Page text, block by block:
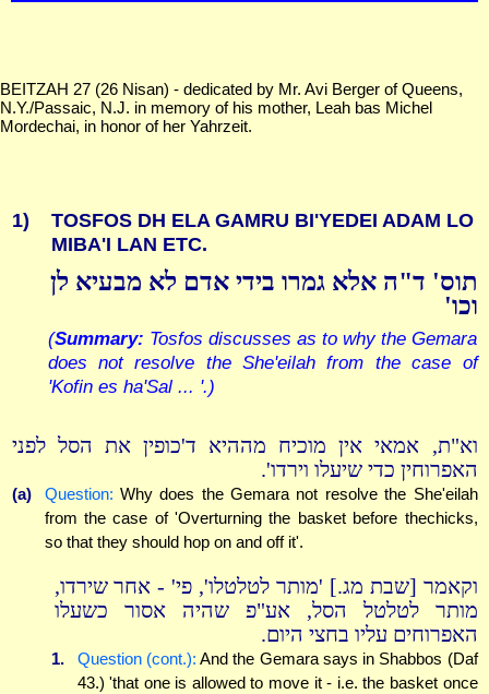
BEITZAH 27 (26 Nisan) - dedicated by Mr. Avi Berger of Queens,
N.Y./Passaic, N.J. in memory of his mother, Leah bas Michel
Mordechai, in honor of her Yahrzeit.
1)
TOSFOS DH ELA GAMRU BI'YEDEI ADAM LO
MIBA'I LAN ETC.
תוס' ד"ה אלא גמרו בידי אדם לא מבעיא לן
וכו'
(Summary: Tosfos discusses as to why the Gemara
does not resolve the She'eilah from the case of
'Kofin es ha'Sal ... '.)
וא"ת, אמאי אין מוכיח מההיא ד'כופין את הסל לפני
האפרוחין כדי שיעלו וירדו'.
(a) Question: Why does the Gemara not resolve the She'eilah
from the case of 'Overturning the basket before thechicks,
so that they should hop on and off it'.
וקאמר [שבת מג.] 'מותר לטלטלו', פי' - אחר שירדו,
מותר לטלטל הסל, אע"פ שהיה אסור כשעלו
האפרוחים עליו בחצי היום.
1. Question (cont.): And the Gemara says in Shabbos (Daf
43.) 'that one is allowed to move it - i.e. the basket once